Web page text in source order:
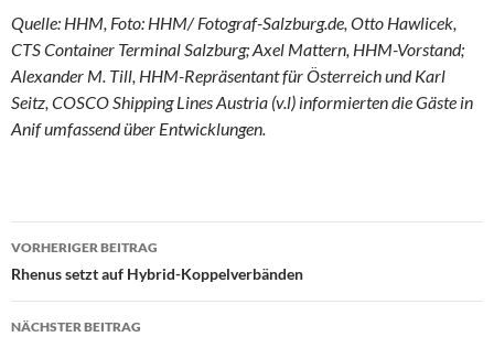
Quelle: HHM, Foto: HHM/ Fotograf-Salzburg.de, Otto Hawlicek,
CTS Container Terminal Salzburg; Axel Mattern, HHM-Vorstand;
Alexander M. Till, HHM-Repräsentant für Österreich und Karl
Seitz, COSCO Shipping Lines Austria (v.l) informierten die Gäste in
Anif umfassend über Entwicklungen.
Beitragsnavigation
VORHERIGER BEITRAG
Rhenus setzt auf Hybrid-Koppelverbänden
NÄCHSTER BEITRAG